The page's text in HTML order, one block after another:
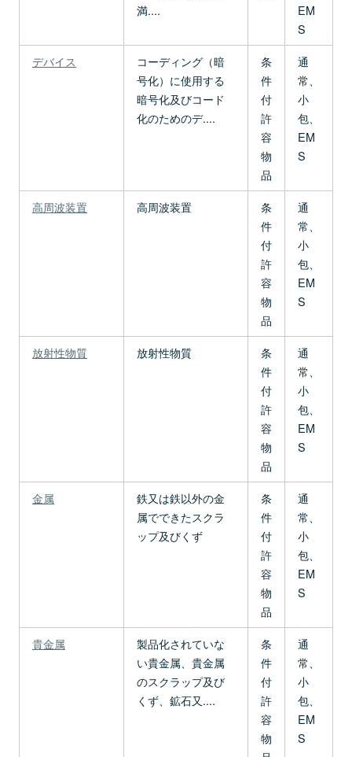
満....
EM
S
デバイス
コーディング（暗
号化）に使用する
暗号化及びコード
化のためのデ....
条
件
付
許
容
物
品
通
常、
小
包、
EM
S
高周波装置 高周波装置
条
件
付
許
容
物
品
通
常、
小
包、
EM
S
放射性物質 放射性物質
条
件
付
許
容
物
品
通
常、
小
包、
EM
S
金属
鉄又は鉄以外の金
属でできたスクラ
ップ及びくず
条
件
付
許
容
物
品
通
常、
小
包、
EM
S
貴金属
製品化されていな
い貴金属、貴金属
のスクラップ及び
くず、鉱石又....
条
件
付
許
容
物
通
常、
小
包、
EM
S